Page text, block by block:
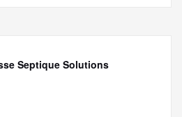
Septique Solutions